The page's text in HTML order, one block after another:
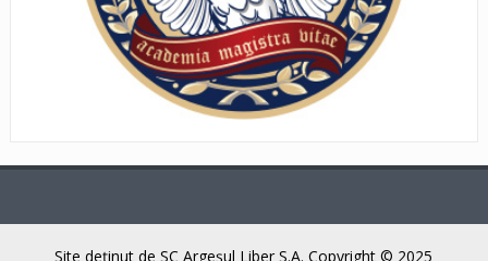
Site deţinut de SC Argeşul Liber S.A. Copyright © 2025